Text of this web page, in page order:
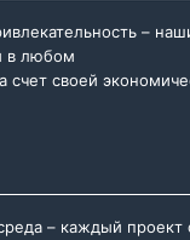
–
в любом
счет своей
– каждый проект